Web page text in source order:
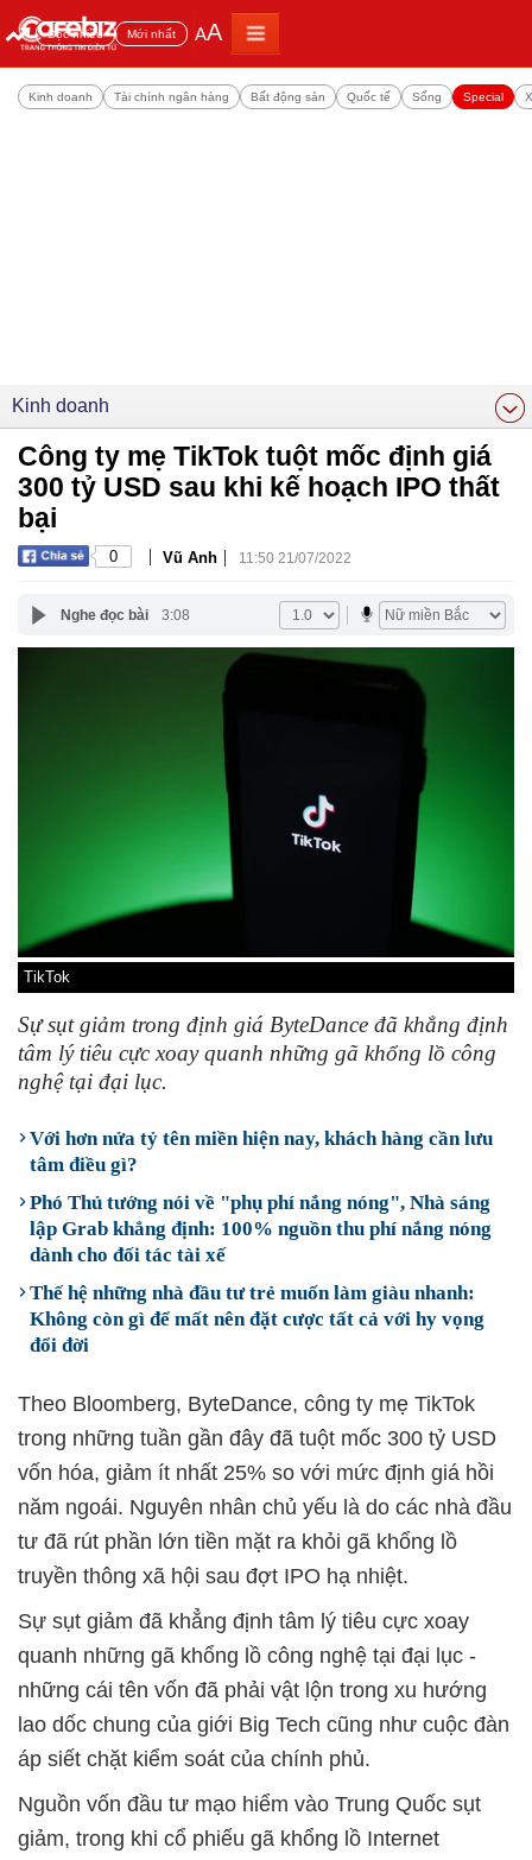
Đọc nhiều Mới nhất AA
Kinh doanh Tài chính ngân hàng Bất động sản Quốc tế Sống Special
Kinh doanh
Công ty mẹ TikTok tuột mốc định giá
300 tỷ USD sau khi kế hoạch IPO thất
bại
0 | Vũ Anh | 11:50 21/07/2022
Nghe đọc bài 3:08
TikTok
Sự sụt giảm trong định giá ByteDance đã khẳng định
tâm lý tiêu cực xoay quanh những gã khổng lồ công
nghệ tại đại lục.
Với hơn nửa tỷ tên miền hiện nay, khách hàng cần lưu
tâm điều gì?
Phó Thủ tướng nói về "phụ phí nắng nóng", Nhà sáng
lập Grab khẳng định: 100% nguồn thu phí nắng nóng
dành cho đối tác tài xế
Thế hệ những nhà đầu tư trẻ muốn làm giàu nhanh:
Không còn gì để mất nên đặt cược tất cả với hy vọng
đổi đời
Theo Bloomberg, ByteDance, công ty mẹ TikTok
trong những tuần gần đây đã tuột mốc 300 tỷ USD
vốn hóa, giảm ít nhất 25% so với mức định giá hồi
năm ngoái. Nguyên nhân chủ yếu là do các nhà đầu
tư đã rút phần lớn tiền mặt ra khỏi gã khổng lồ
truyền thông xã hội sau đợt IPO hạ nhiệt.
Sự sụt giảm đã khẳng định tâm lý tiêu cực xoay
quanh những gã khổng lồ công nghệ tại đại lục -
những cái tên vốn đã phải vật lộn trong xu hướng
lao dốc chung của giới Big Tech cũng như cuộc đàn
áp siết chặt kiểm soát của chính phủ.
Nguồn vốn đầu tư mạo hiểm vào Trung Quốc sụt
giảm, trong khi cổ phiếu gã khổng lồ Internet